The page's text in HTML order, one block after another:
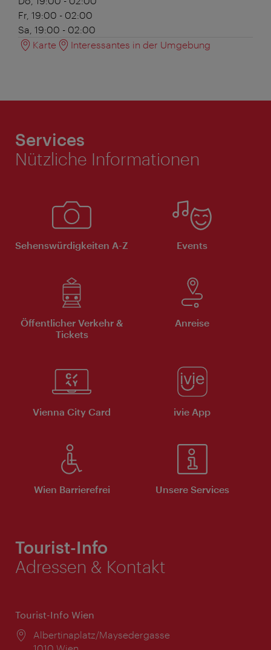
Fr, 19:00 - 02:00
Sa, 19:00 - 02:00
Karte
Interessantes in der Umgebung
Services
Nützliche Informationen
Sehenswürdigkeiten A-Z Events
Öffentlicher Verkehr &
Tickets
Anreise
Vienna City Card ivie App
Wien Barrierefrei Unsere Services
Tourist-Info
Adressen & Kontakt
Tourist-Info Wien
Ort:
Albertinaplatz/Maysedergasse